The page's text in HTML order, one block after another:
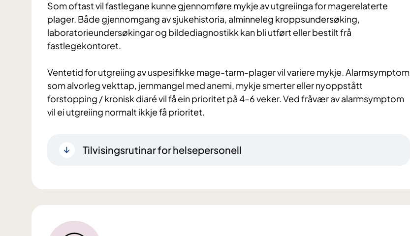
Som oftast vil fastlegane kunne gjennomføre mykje av utgreiinga for magerelaterte
plager. Både gjennomgang av sjukehistoria, alminneleg kroppsundersøking,
laboratorieundersøkingar og bildediagnostikk kan bli utført eller bestilt frå
fastlegekontoret.
Ventetid for utgreiing av uspesifikke mage-tarm-plager vilvariere mykje. Alarmsymptom
som alvorleg vekttap, jernmangel med anemi, mykje smerter eller nyoppstått
forstopping / kronisk diaré vil få ein prioritet på 4–6 veker. Ved fråvær av alarmsymptom
vil ei utgreiing normalt ikkje få prioritet.
Tilvisingsrutinar for helsepersonell